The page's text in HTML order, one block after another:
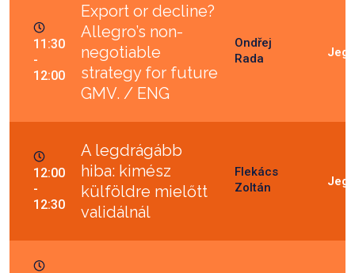
11:30
-
12:00
Export or decline?
Allegro’s non-
negotiable
strategy for future
GMV. / ENG
Ondřej
Rada
12:00
-
12:30
A legdrágább
hiba: kimész
külföldre mielőtt
validálnál
Flekács
Zoltán